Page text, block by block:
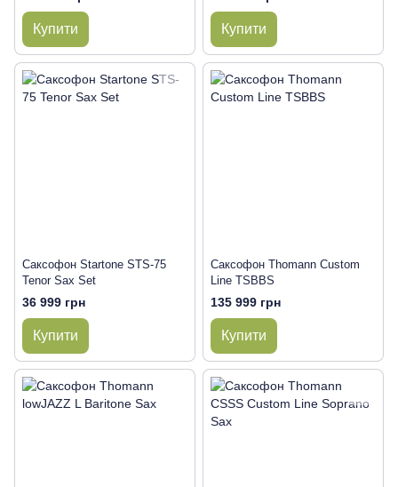
Купити Купити
Саксофон Startone STS-75
Tenor Sax Set
36 999 грн
Купити
Саксофон Thomann Custom
Line TSBBS
135 999 грн
Купити